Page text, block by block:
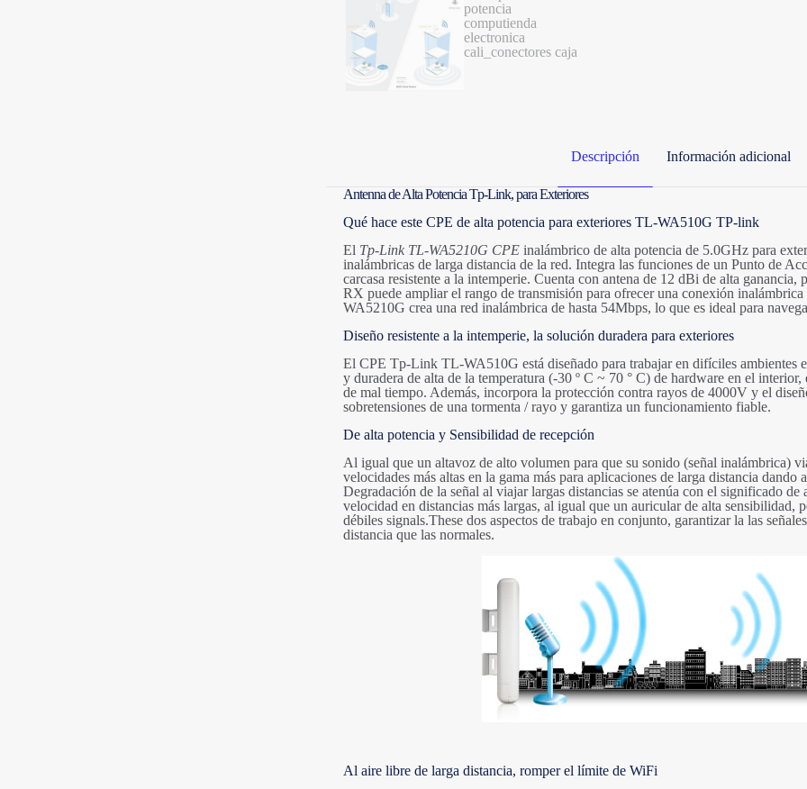
Descripción Información adicional
Antenna de Alta Potencia Tp-Link, para Exteriores
Qué hace este CPE de alta potencia para exteriores TL-WA510G TP-link
El Tp-Link TL-WA5210G CPE inalámbrico de alta potencia de 5.0GHz para
inalámbricas de larga distancia de la red. Integra las funciones de un Punto de
carcasa resistente a la intemperie. Cuenta con antena de 12 dBi de alta
RX puede ampliar el rango de transmisión para ofrecer una conexión
WA5210G crea una red inalámbrica de hasta 54Mbps, lo que es ideal para
Diseño resistente a la intemperie, la solución duradera para exteriores
El CPE Tp-Link TL-WA510G está diseñado para trabajar en difíciles ambientes
y duradera de alta de la temperatura (-30 º C ~ 70 ° C) de hardware en el
de mal tiempo. Además, incorpora la protección contra rayos de 4000V y el
sobretensiones de una tormenta / rayo y garantiza un funcionamiento fiable.
De alta potencia y Sensibilidad de recepción
Al igual que un altavoz de alto volumen para que su sonido (señal inalámbrica)
velocidades más altas en la gama más para aplicaciones de larga distancia
Degradación de la señal al viajar largas distancias se atenúa con el significado
velocidad en distancias más largas, al igual que un auricular de alta sensibilidad,
débiles signals.These dos aspectos de trabajo en conjunto, garantizar la las
distancia que las normales.
Al aire libre de larga distancia, romper el límite de WiFi